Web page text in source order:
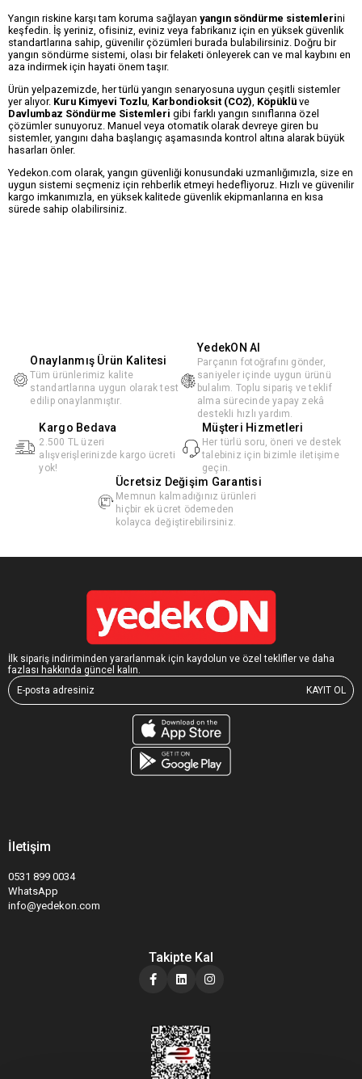
Yangın riskine karşı tam koruma sağlayan yangın söndürme sistemlerini
keşfedin. İş yeriniz, ofisiniz, eviniz veya fabrikanız için en yüksek güvenlik
standartlarına sahip, güvenilir çözümleri burada bulabilirsiniz. Doğru bir
yangın söndürme sistemi, olası bir felaketi önleyerek can ve mal kaybını en
aza indirmek için hayati önem taşır.
Ürün yelpazemizde, her türlü yangın senaryosuna uygun çeşitli sistemler
yer alıyor. Kuru Kimyevi Tozlu Karbondioksit (CO2) Köpüklü ve
Davlumbaz Söndürme Sistemleri gibi farklı yangın sınıflarına özel
çözümler sunuyoruz. Manuel veya otomatik olarak devreye giren bu
sistemler, yangını daha başlangıç aşamasında kontrol altına alarak büyük
hasarları önler.
Yedekon.com olarak, yangın güvenliği konusundaki uzmanlığımızla, size en
uygun sistemi seçmeniz için rehberlik etmeyi hedefliyoruz. Hızlı ve güvenilir
kargo imkanımızla, en yüksek kalitede güvenlik ekipmanlarına en kısa
sürede sahip olabilirsiniz.
Onaylanmış Ürün Kalitesi
Tüm ürünlerimiz kalite
standartlarına uygun olarak test
edilip onaylanmıştır.
YedekON AI
Parçanın fotoğrafını gönder,
saniyeler içinde uygun ürünü
bulalım. Toplu sipariş ve teklif
alma sürecinde yapay zekâ
destekli hızlı yardım.
Kargo Bedava
2.500 TL üzeri
alışverişlerinizde kargo ücreti
yok!
Müşteri Hizmetleri
Her türlü soru, öneri ve destek
talebiniz için bizimle iletişime
geçin.
Ücretsiz Değişim Garantisi
Memnun kalmadığınız ürünleri
hiçbir ek ücret ödemeden
kolayca değiştirebilirsiniz.
İlk sipariş indiriminden yararlanmak için kaydolun ve özel teklifler ve daha
fazlası hakkında güncel kalın.
KAYIT OL
İletişim
0531 899 0034
WhatsApp
info@yedekon.com
Takipte Kal